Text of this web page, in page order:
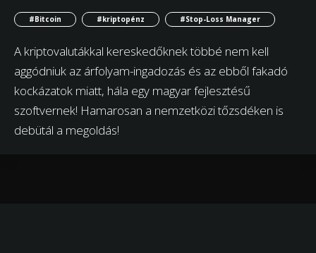
#Bitcoin #kriptopénz #Stop-Loss Manager
A kriptovalutákkal kereskedőknek többé nem kell
aggódniuk az árfolyam-ingadozás és az ebből fakadó
kockázatok miatt, hála egy magyar fejlesztésű
szoftvernek! Hamarosan a nemzetközi tőzsdéken is
debütál a megoldás!